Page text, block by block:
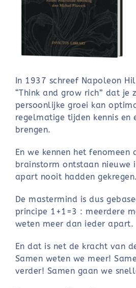
In 1937 schreef Napoleon
“Think and grow rich” dat je
persoonlijke groei kan
regelmatige tijden kennis en
brengen.
En we kennen het
brainstorm ontstaan nieuwe
apart nooit hadden gekregen.
De mastermind is dus
principe 1+1=3 : meerdere
weten meer dan ieder apart.
En dat is net de kracht van
Samen weten we meer!
verder! Samen gaan we